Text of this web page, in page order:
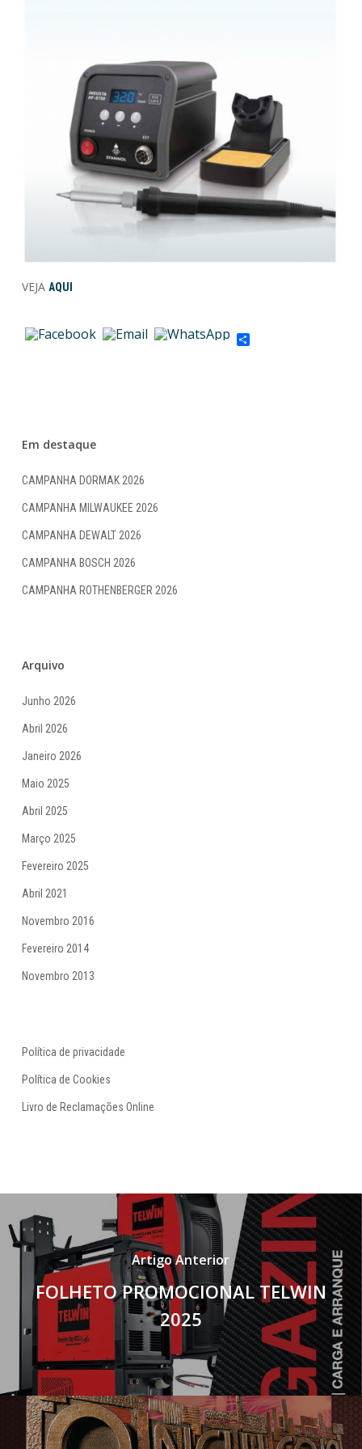
VEJA AQUI
Share
Em destaque
CAMPANHA DORMAK 2026
CAMPANHA MILWAUKEE 2026
CAMPANHA DEWALT 2026
CAMPANHA BOSCH 2026
CAMPANHA ROTHENBERGER 2026
Arquivo
Junho 2026
Abril 2026
Janeiro 2026
Maio 2025
Abril 2025
Março 2025
Fevereiro 2025
Abril 2021
Novembro 2016
Fevereiro 2014
Novembro 2013
Política de privacidade
Política de Cookies
Livro de Reclamações Online
Artigo Anterior
FOLHETO PROMOCIONAL TELWIN
2025